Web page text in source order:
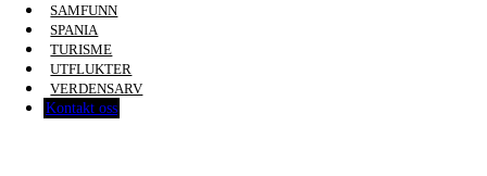
SAMFUNN
SPANIA
TURISME
UTFLUKTER
VERDENSARV
Kontakt oss